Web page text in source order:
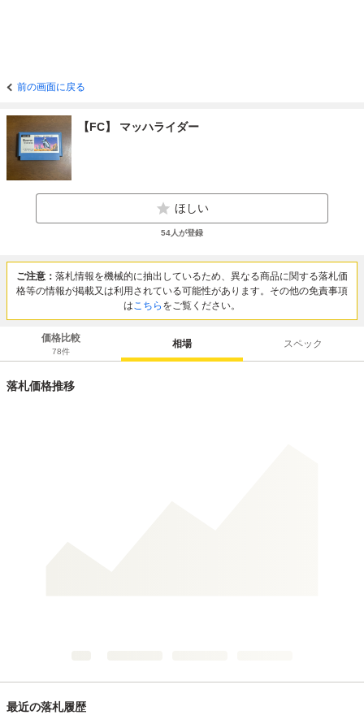
前の画面に戻る
【FC】 マッハライダー
ほしい
54人が登録
ご注意： 落札情報を機械的に抽出しているため、異なる商品に関する落札価
格等の情報が掲載又は利用されている可能性があります。その他の免責事項
はこちら をご覧ください。
価格比較
78件
相場 スペック
落札価格推移
最近の落札履歴